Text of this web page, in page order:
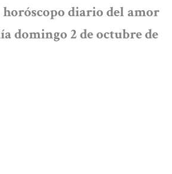
horóscopo diario del amor
domingo 2 de octubre de